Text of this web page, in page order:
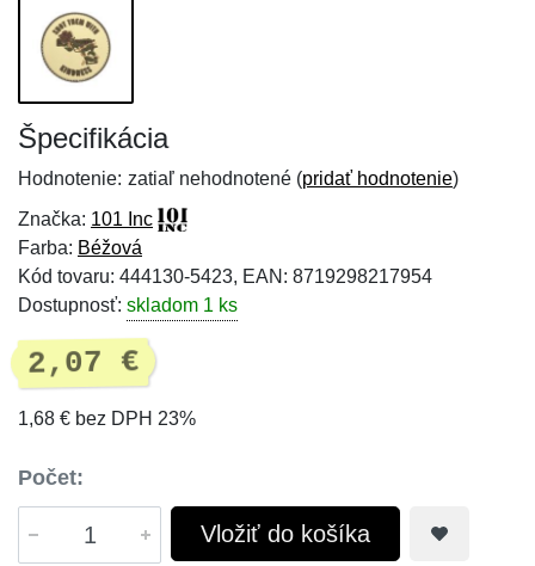
Špecifikácia
Hodnotenie: zatiaľ nehodnotené (pridať hodnotenie)
Značka: 101 Inc
Farba: Béžová
Kód tovaru: 444130-5423, EAN: 8719298217954
Dostupnosť: skladom 1 ks
2,07 €
1,68 € bez DPH 23%
Počet:
Vložiť do košíka